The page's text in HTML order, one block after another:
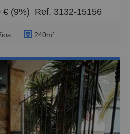
€ (9%) Ref. 3132-15156
240m²